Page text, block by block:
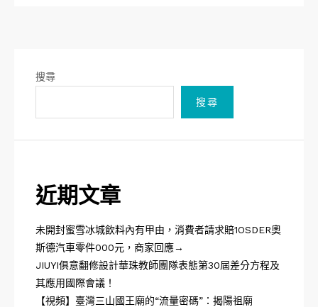
搜尋
搜尋
近期文章
未開封蜜雪冰城飲料內有甲由，消費者請求賠1OSDER奧
斯德汽車零件000元，商家回應→
JIUYI俱意翻修設計華珠教師團隊表態第30屆差分方程及
其應用國際會議！
【視頻】臺灣三山國王廟的“流量密碼”：揭陽祖廟